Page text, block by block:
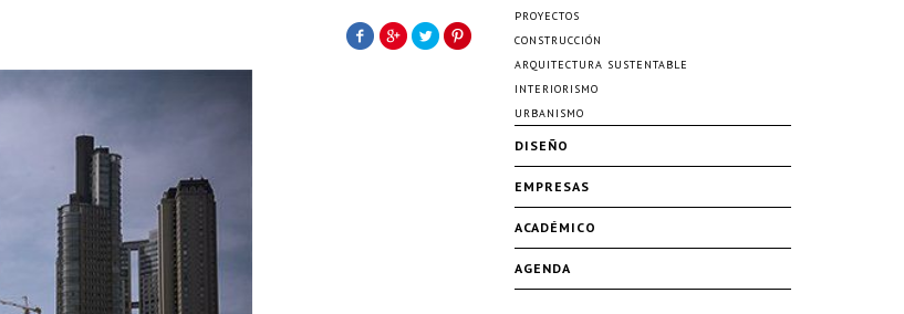
PROYECTOS
CONSTRUCCIÓN
ARQUITECTURA SUSTENTABLE
INTERIORISMO
URBANISMO
DISEÑO
EMPRESAS
ACADÉMICO
AGENDA